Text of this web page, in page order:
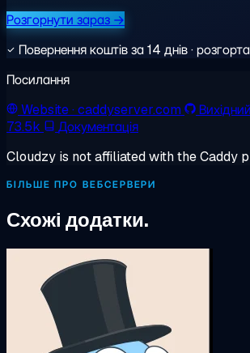
Розгорнути зараз →
Повернення коштів за 14 днів ·
Посилання
Website· caddyserver.com
73.5k
Документація
Cloudzy is not affiliated with the Caddy
БІЛЬШЕ ПРО ВЕБСЕРВЕРИ
Схожі додатки.